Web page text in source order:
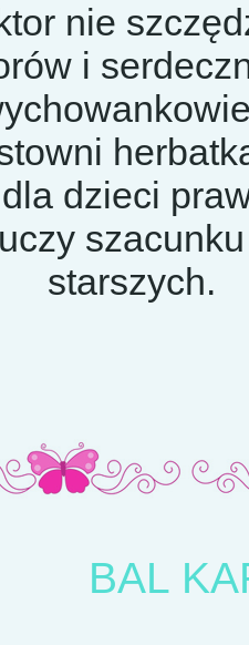
nie
i
dla dzieci
uczy
BAL